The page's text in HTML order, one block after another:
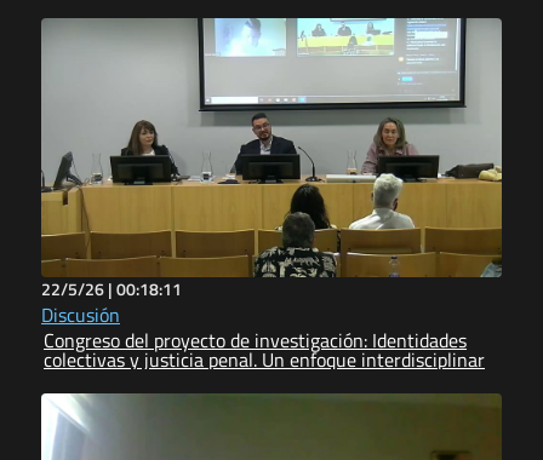
22/5/26 |00:18:11
Discusión
Congreso del proyecto de investigación: Identidades
colectivas y justicia penal. Un enfoque interdisciplinar